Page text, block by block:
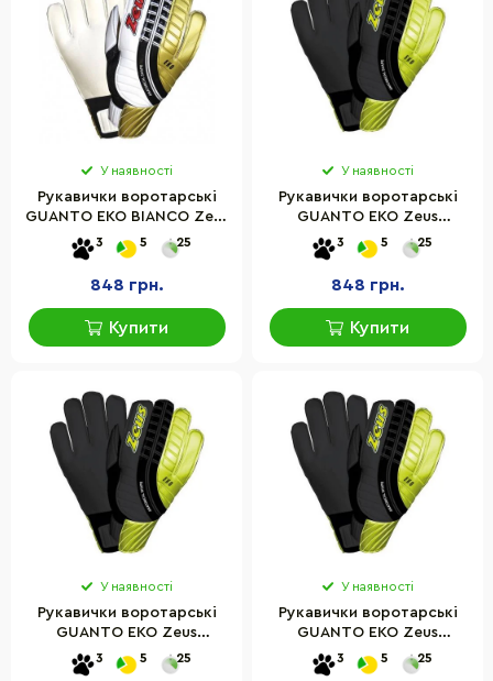
У наявності
Рукавички воротарські
GUANTO EKO BIANCO Zeus
Z00735-9 чорний, білий,
золотий, червоний
3 5 25
848 грн.
Купити
У наявності
Рукавички воротарські
GUANTO EKO Zeus
Z01455-10 чорний, сірий,
золотий
3 5 25
848 грн.
Купити
У наявності
Рукавички воротарські
GUANTO EKO Zeus
Z01455-11 чорний, сірий,
золотий
3 5 25
У наявності
Рукавички воротарські
GUANTO EKO Zeus
Z01455-4 чорний, сірий,
золотий
3 5 25